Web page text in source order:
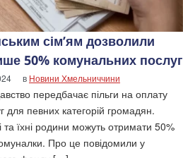
сім’ям дозволили
50% комунальних послуг
в Новини Хмельниччини
передбачає пільги на оплату
для певних категорій громадян.
та їхні родини можуть отримати 50%
Про це повідомили у